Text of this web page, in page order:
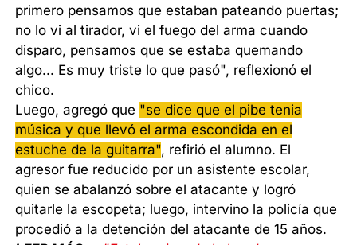
primero pensamos que estaban pateando puertas;
no lo vi al tirador, vi el fuego del arma cuando
disparo, pensamos que se estaba quemando
algo... Es muy triste lo que pasó", reflexionó el
chico.
Luego, agregó que "se dice que el pibe tenia
música y que llevó el arma escondida en el
estuche de la guitarra", refirió el alumno. El
agresor fue reducido por un asistente escolar,
quien se abalanzó sobre el atacante y logró
quitarle la escopeta; luego, intervino la policía que
procedió a la detención del atacante de 15 años.